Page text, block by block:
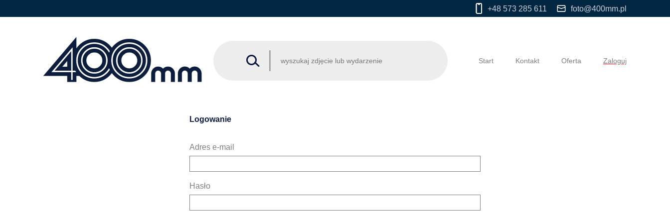
+48 573 285 611 foto@400mm.pl
Start Kontakt Oferta Zaloguj
Logowanie
Adres e-mail
Hasło